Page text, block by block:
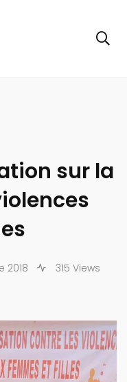
sur la
2018
315 Views